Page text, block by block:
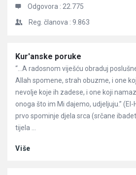
Odgovora : 22.775
Reg. članova : 9.863
Članci
Kur'anske poruke
“…A radosnom viješću obraduj
Allah spomene, strah obuzme, i one
nevolje koje ih zadese, i one koji
onoga što im Mi dajemo, udjeljuju.”
prvo spominje djela srca (srčane
tijela ...
Više